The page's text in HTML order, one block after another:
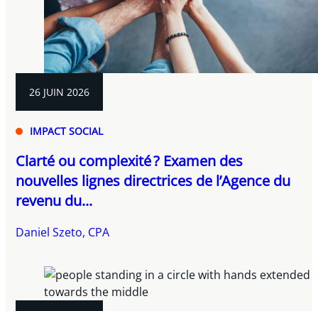
26 JUIN 2026
IMPACT SOCIAL
Clarté ou complexité ? Examen des
nouvelles lignes directrices de l’Agence du
revenu du...
Daniel Szeto, CPA